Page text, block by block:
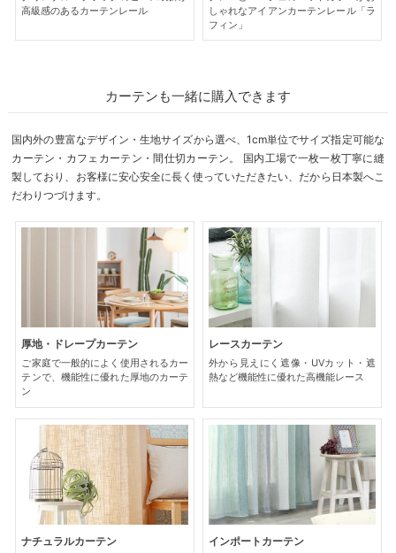
高級感のあるカーテンレール
しゃれなアイアンカーテンレール「ラ
フィン」
カーテンも一緒に購入できます
国内外の豊富なデザイン・生地サイズから選べ、1cm単位でサイズ指定可能な
カーテン・カフェカーテン・間仕切カーテン。 国内工場で一枚一枚丁寧に縫
製しており、お客様に安心安全に長く使っていただきたい、だから日本製へこ
だわりつづけます。
厚地・ドレープカーテン
ご家庭で一般的によく使用されるカー
テンで、機能性に優れた厚地のカーテ
ン
レースカーテン
外から見えにく遮像・UVカット・遮
熱など機能性に優れた高機能レース
ナチュラルカーテン インポートカーテン